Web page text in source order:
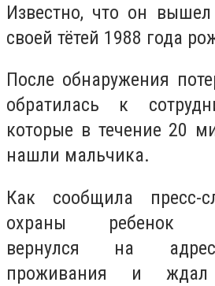
Известно, что он
своей тётей 1988 года
После обнаружения
обратилась к
которые в течение 20
нашли мальчика.
Как сообщила пресс-
охраны ребенок
вернулся на
проживания и